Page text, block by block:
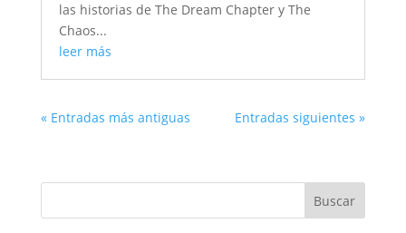
las historias de The Dream Chapter y The
Chaos...
leer más
« Entradas más antiguas Entradas siguientes »
Buscar